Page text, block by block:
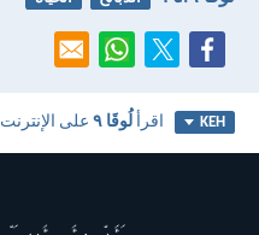
KEH اقرألُوقَا ٩ على الإنترنت